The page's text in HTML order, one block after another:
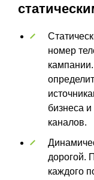
номер
бизнеса
каналов.
дорогой.
каждого